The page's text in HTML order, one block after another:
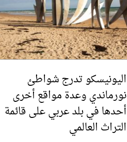
اليونيسكو تدرج شواطئ
نورماندي وعدة مواقع أخرى
أحدها في بلد عربي على قائمة
التراث العالمي